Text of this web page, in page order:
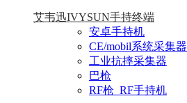
艾韦迅IVYSUN手持终端
安卓手持机
CE/mobil系统采集器
工业抗摔采集器
巴枪
RF枪_RF手持机